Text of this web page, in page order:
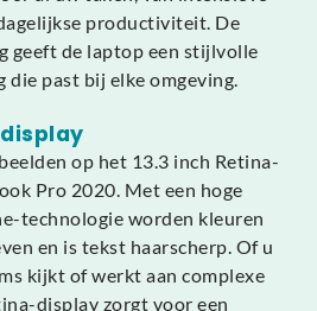
productiviteit. De
geeft de laptop een stijlvolle
past bij elke omgeving.
op het 13.3 inch Retina-
Pro 2020. Met een hoge
technologie worden kleuren
en is tekst haarscherp. Of u
kijkt of werkt aan complexe
display zorgt voor een